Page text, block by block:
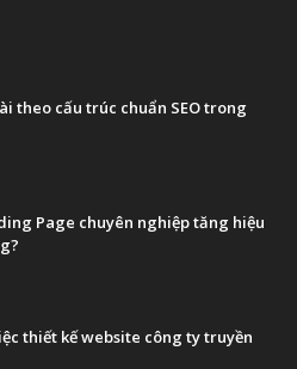
theo cấu trúc chuẩn SEO trong
Page chuyên nghiệp tăng hiệu
thiết kế website công ty truyền